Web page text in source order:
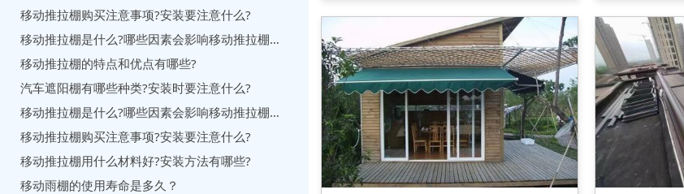
移动推拉棚购买注意事项?安装要注意什么?
移动推拉棚是什么?哪些因素会影响移动推拉棚设计?
移动推拉棚的特点和优点有哪些?
汽车遮阳棚有哪些种类?安装时要注意什么?
移动推拉棚是什么?哪些因素会影响移动推拉棚设计?
移动推拉棚购买注意事项?安装要注意什么?
移动推拉棚用什么材料好?安装方法有哪些?
移动雨棚的使用寿命是多久？